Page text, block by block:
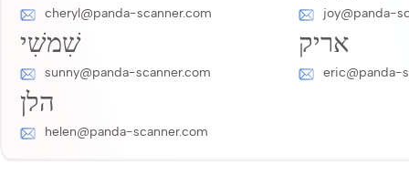
cheryl@panda-scanner.com joy@panda-
שִׁמשִׁי
sunny@panda-scanner.com
אריק
eric@panda-
הלן
helen@panda-scanner.com